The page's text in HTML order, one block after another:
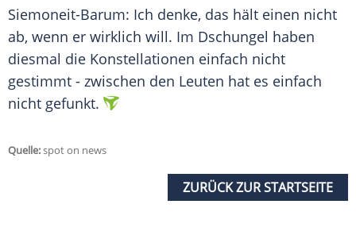
Siemoneit-Barum: Ich denke, das hält einen nicht
ab, wenn er wirklich will. Im Dschungel haben
diesmal die Konstellationen einfach nicht
gestimmt - zwischen den Leuten hat es einfach
nicht gefunkt.
Quelle:spot on news
ZURÜCK ZUR STARTSEITE